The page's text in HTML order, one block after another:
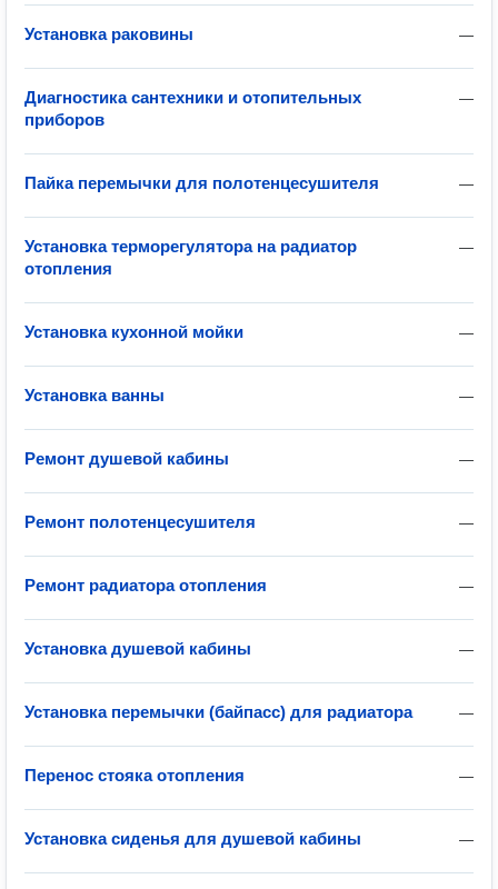
—
Установка раковины
—
Диагностика сантехники и отопительных
приборов
—
Пайка перемычки для полотенцесушителя
—
Установка терморегулятора на радиатор
отопления
—
Установка кухонной мойки
—
Установка ванны
—
Ремонт душевой кабины
—
Ремонт полотенцесушителя
—
Ремонт радиатора отопления
—
Установка душевой кабины
—
Установка перемычки (байпасс) для радиатора
—
Перенос стояка отопления
—
Установка сиденья для душевой кабины